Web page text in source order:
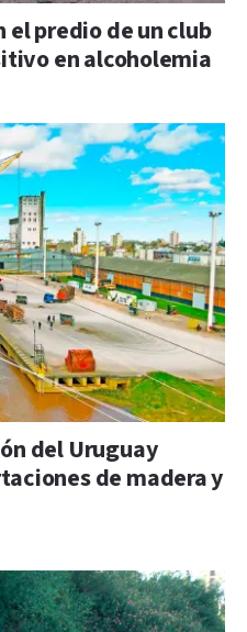
el predio de un club
en alcoholemia
del Uruguay
de madera y